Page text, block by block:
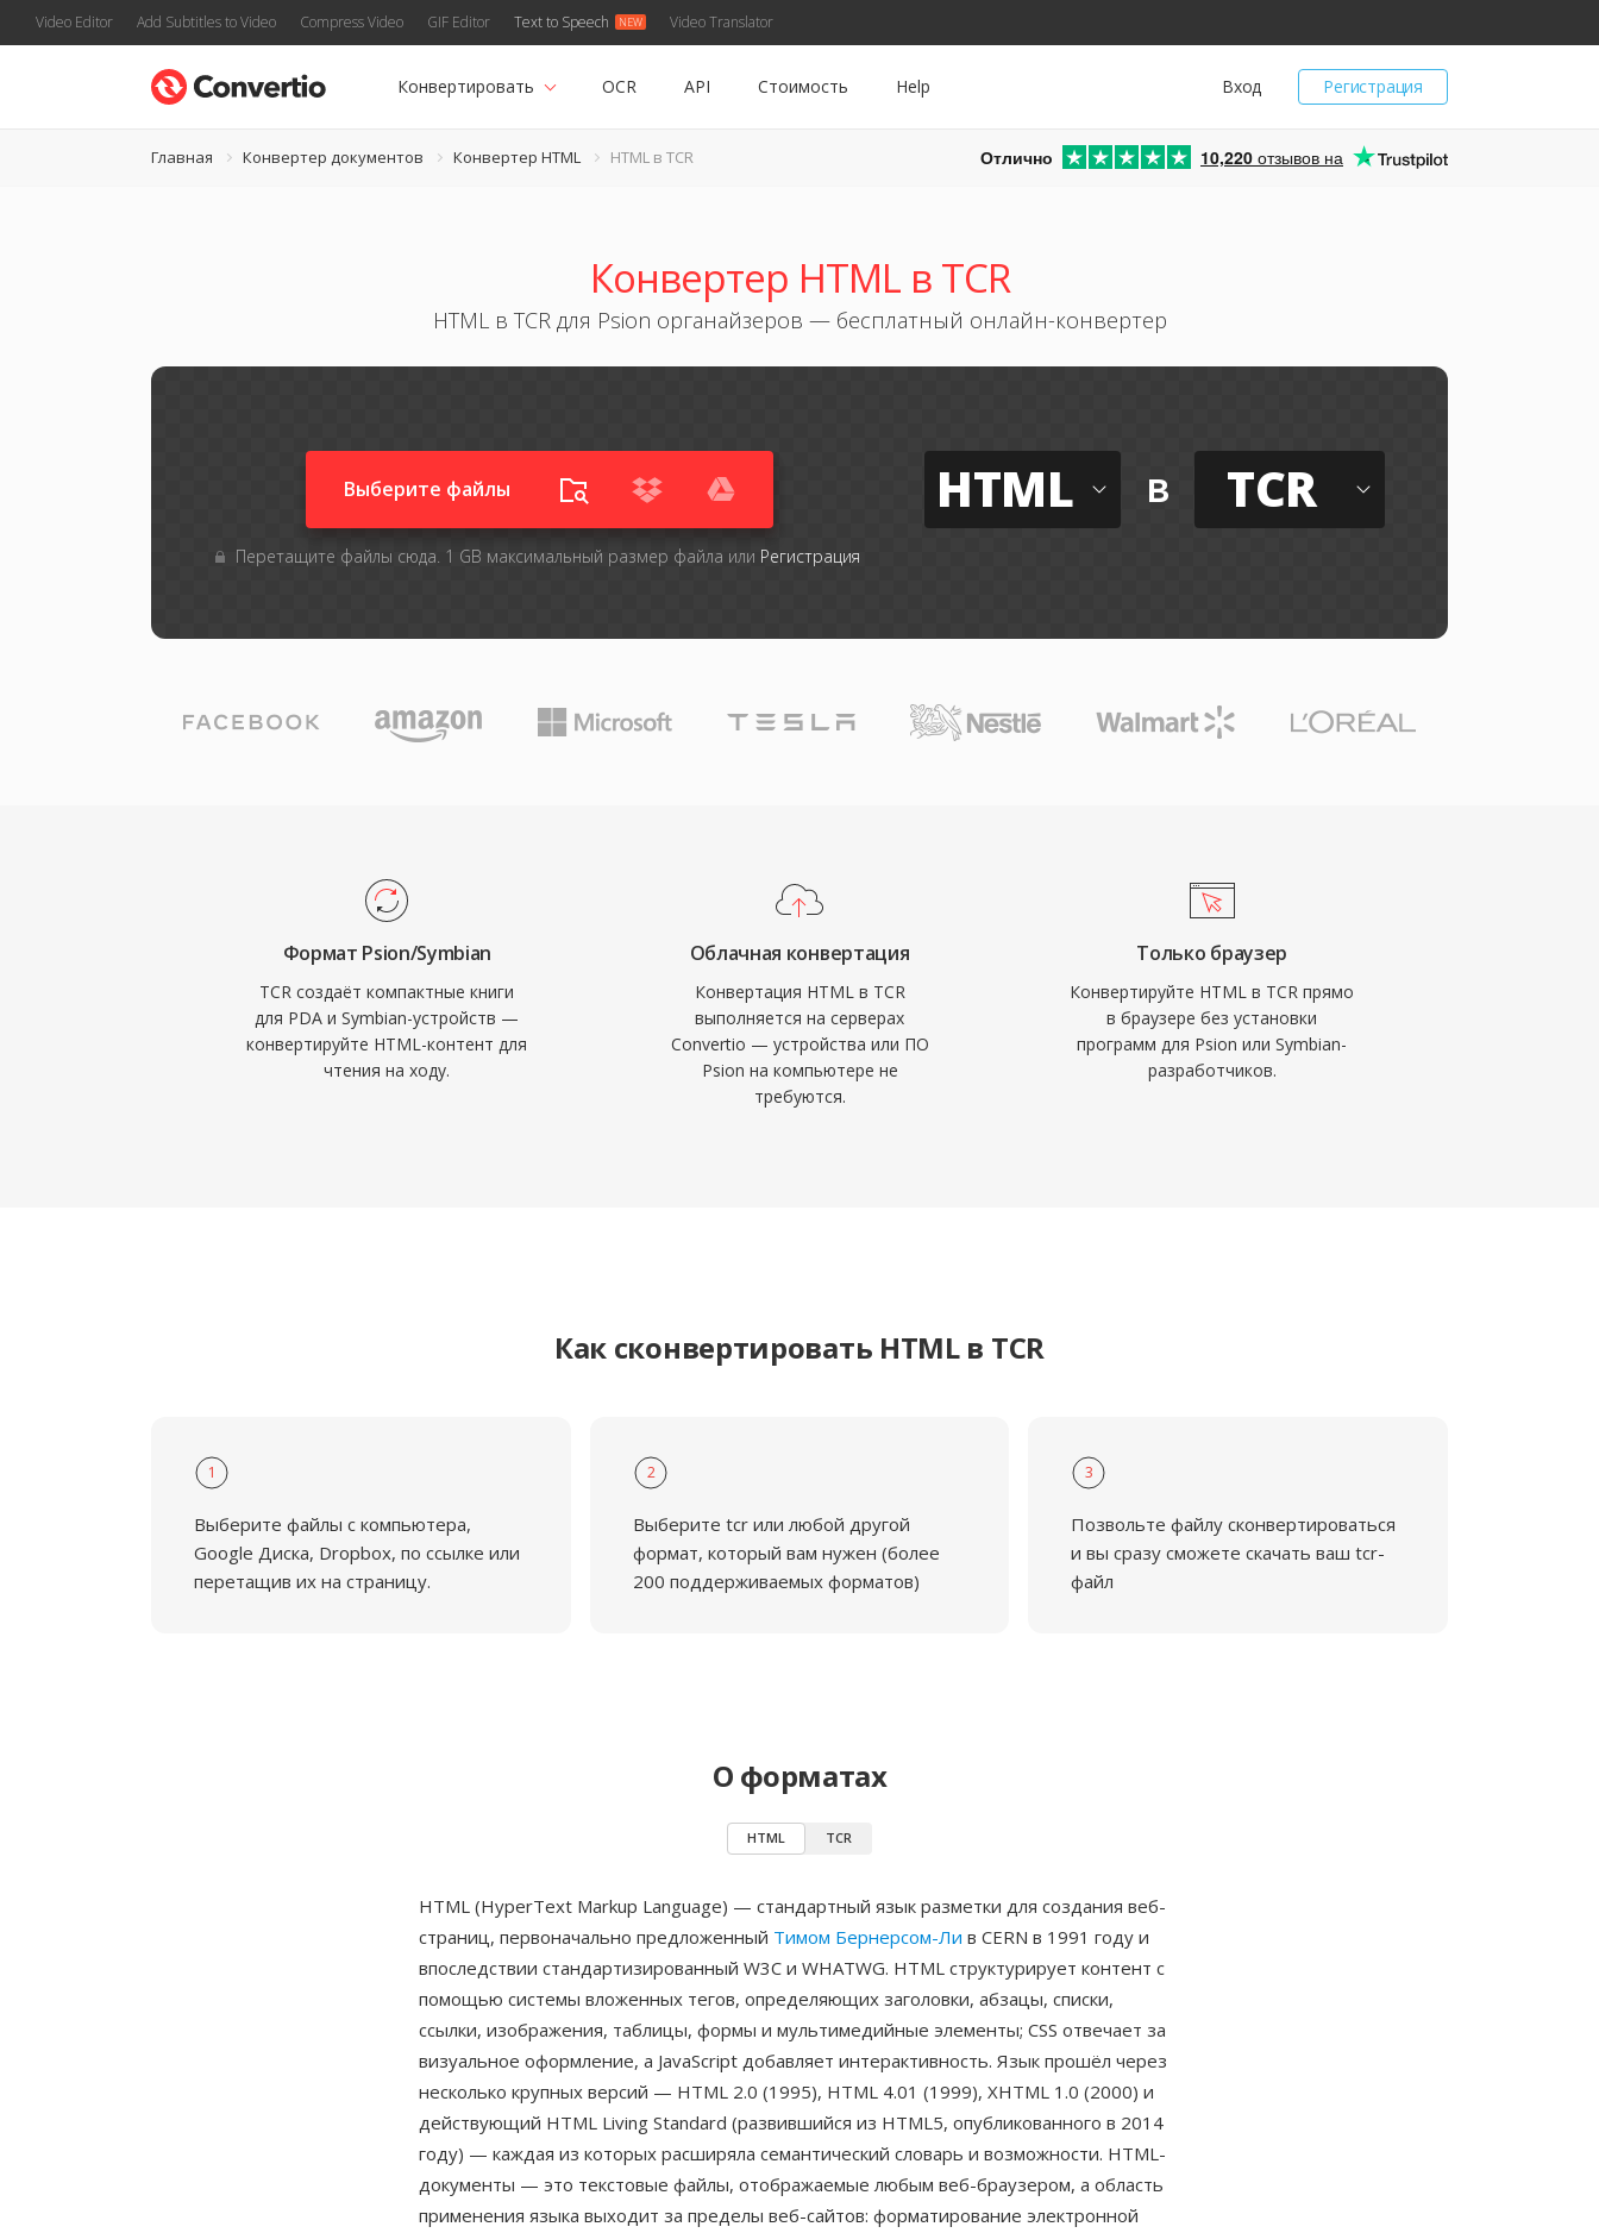
Video Editor Add Subtitles to Video Compress Video GIF Editor Text to Speech Video Translator
Регистрация
Вход
Конвертировать OCR API Стоимость Help
Главная Конвертер документов Конвертер HTML HTML в TCR Отлично 10,220 отзывов на
Конвертер HTML в TCR
HTML в TCR для Psion органайзеров — бесплатный онлайн-конвертер
Выберите файлы
Перетащите файлы сюда. 1 GB максимальный размер файла или Регистрация
HTML в TCR
Формат Psion/Symbian
TCR создаёт компактные книги
для PDA и Symbian-устройств —
конвертируйте HTML-контент для
чтения на ходу.
Облачная конвертация
Конвертация HTML в TCR
выполняется на серверах
Convertio — устройства или ПО
Psion на компьютере не
требуются.
Только браузер
Конвертируйте HTML в TCR прямо
в браузере без установки
программ для Psion или Symbian-
разработчиков.
Как сконвертировать HTML в TCR
1
Выберите файлы с компьютера,
Google Диска, Dropbox, по ссылке или
перетащив их на страницу.
2
Выберите tcr или любой другой
формат, который вам нужен (более
200 поддерживаемых форматов)
3
Позвольте файлу сконвертироваться
и вы сразу сможете скачать ваш tcr-
файл
О форматах
HTML TCR
HTML (HyperText Markup Language) — стандартный язык разметки для создания веб-
страниц, первоначально предложенный Тимом Бернерсом-Ли в CERN в 1991 году и
впоследствии стандартизированный W3C и WHATWG. HTML структурирует контент с
помощью системы вложенных тегов, определяющих заголовки, абзацы, списки,
ссылки, изображения, таблицы, формы и мультимедийные элементы; CSS отвечает за
визуальное оформление, а JavaScript добавляет интерактивность. Язык прошёл через
несколько крупных версий — HTML 2.0 (1995), HTML 4.01 (1999), XHTML 1.0 (2000) и
действующий HTML Living Standard (развившийся из HTML5, опубликованного в 2014
году) — каждая из которых расширяла семантический словарь и возможности. HTML-
документы — это текстовые файлы, отображаемые любым веб-браузером, а область
применения языка выходит за пределы веб-сайтов: форматирование электронной